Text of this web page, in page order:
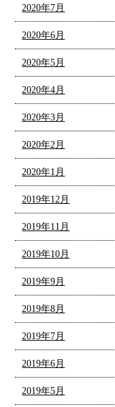
2020年7月
2020年6月
2020年5月
2020年4月
2020年3月
2020年2月
2020年1月
2019年12月
2019年11月
2019年10月
2019年9月
2019年8月
2019年7月
2019年6月
2019年5月